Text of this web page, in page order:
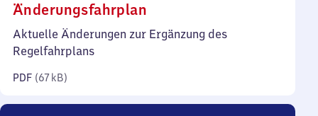
Änderungsfahrplan
67
Aktuelle Änderungen zur Ergänzung des
Regelfahrplans
PDF (67 kB)